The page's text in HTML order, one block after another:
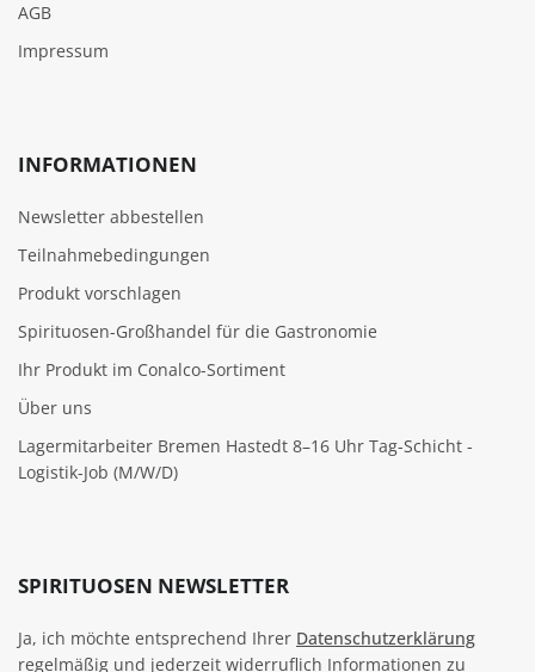
AGB
Impressum
INFORMATIONEN
Newsletter abbestellen
Teilnahmebedingungen
Produkt vorschlagen
Spirituosen-Großhandel für die Gastronomie
Ihr Produkt im Conalco-Sortiment
Über uns
Lagermitarbeiter Bremen Hastedt 8–16 Uhr Tag-Schicht -
Logistik-Job (M/W/D)
SPIRITUOSEN NEWSLETTER
Ja, ich möchte entsprechend Ihrer Datenschutzerklärung
regelmäßig und jederzeit widerruflich Informationen zu